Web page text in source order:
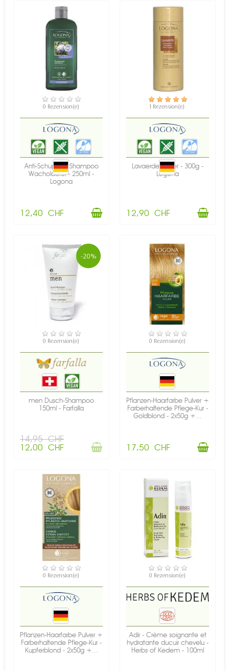
VERFÜGBAR
0 Rezension(e)
Anti-Schuppen-Shampoo
Wacholderöl - 250ml -
Logona
12,40 CHF
VERFÜGBAR
1 Rezension(e)
Lavaerde-Pulver - 300g -
Logona
12,90 CHF
-20%
NICHT AUF LAGER
0 Rezension(e)
men Dusch-Shampoo
150ml - Farfalla
14,95 CHF
12,00 CHF
VERFÜGBAR
0 Rezension(e)
Pflanzen-Haarfarbe Pulver +
Farberhaltende Pflege-Kur -
Goldblond - 2x50g +...
17,50 CHF
VERFÜGBAR
0 Rezension(e)
Pflanzen-Haarfarbe Pulver +
Farberhaltende Pflege-Kur -
Kupferblond - 2x50g +...
VERFÜGBAR
0 Rezension(e)
Adir - Crème soignante et
hydratante ducuir chevelu -
Herbs of Kedem - 100ml